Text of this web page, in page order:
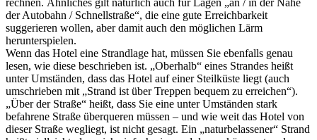
der Autobahn / Schnellstraße“, die eine gute Erreichbarkeit
suggerieren wollen, aber damit auch den möglichen Lärm
herunterspielen.
Wenn das Hotel eine Strandlage hat, müssen Sie ebenfalls genau
lesen, wie diese beschrieben ist. „Oberhalb“ eines Strandes heißt
unter Umständen, dass das Hotel auf einer Steilküste liegt (auch
umschrieben mit „Strand ist über Treppen bequem zu erreichen“).
„Über der Straße“ heißt, dass Sie eine unter Umständen stark
befahrene Straße überqueren müssen – und wie weit das Hotel von
dieser Straße wegliegt, ist nicht gesagt. Ein „naturbelassener“ Strand